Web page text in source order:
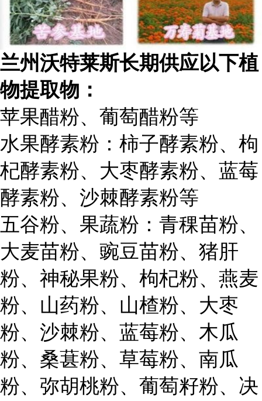
兰州沃特莱斯长期供应以下植
物提取物：
苹果醋粉、葡萄醋粉等
水果酵素粉：柿子酵素粉、枸
杞酵素粉、大枣酵素粉、蓝莓
酵素粉、沙棘酵素粉等
五谷粉、果蔬粉：青稞苗粉、
大麦苗粉、豌豆苗粉、猪肝
粉、神秘果粉、枸杞粉、燕麦
粉、山药粉、山楂粉、大枣
粉、沙棘粉、蓝莓粉、木瓜
粉、桑葚粉、草莓粉、南瓜
粉、弥胡桃粉、葡萄籽粉、决